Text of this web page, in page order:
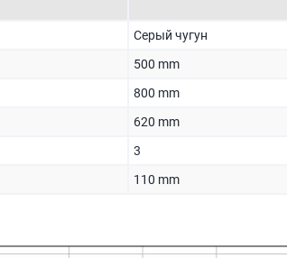
Серый чугун
500 mm
800 mm
620 mm
3
110 mm